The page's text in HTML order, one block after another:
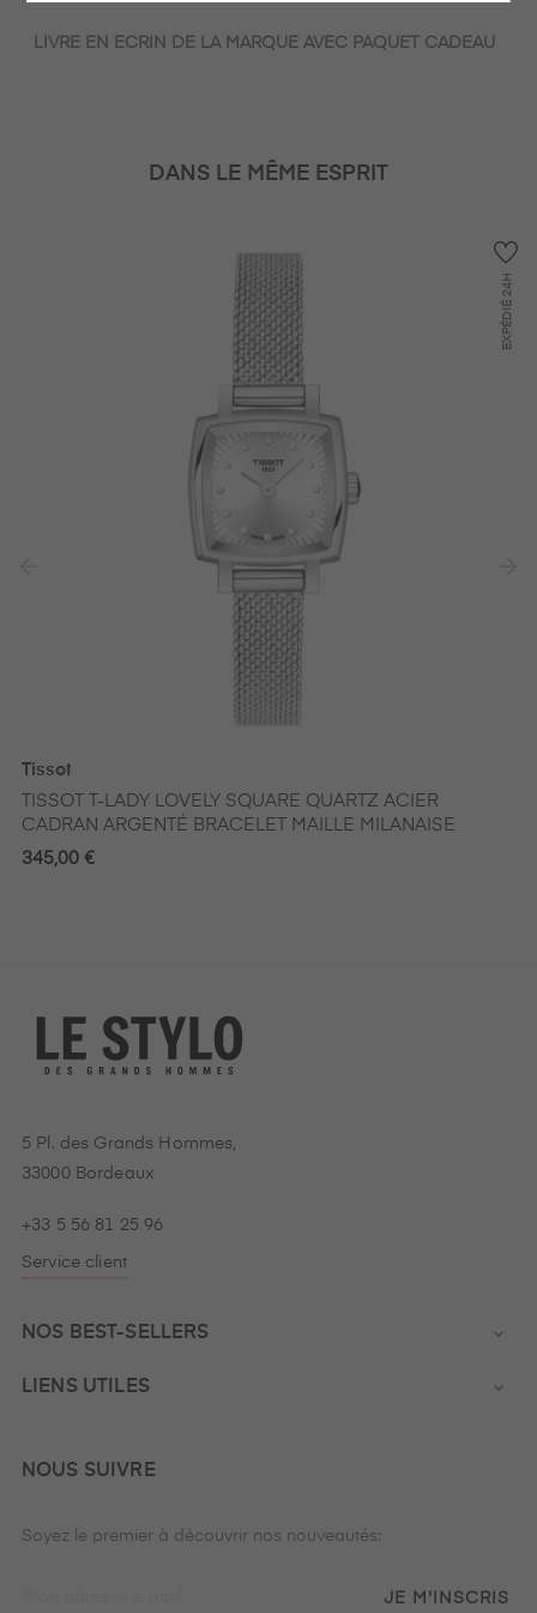
LIVRE EN ECRIN DE LA MARQUE AVEC PAQUET CADEAU
DANS LE MÊME ESPRIT
EXPÉDIÉ
24H
Tissot
TISSOT T-LADY LOVELY SQUARE QUARTZ ACIER
CADRAN ARGENTÉ BRACELET MAILLE MILANAISE
345,00 €
5 Pl. des Grands Hommes,
33000 Bordeaux
+33 5 56 81 25 96
Service client
NOS BEST-SELLERS 
LIENS UTILES 
NOUS SUIVRE
Soyez le premier à découvrir nos nouveautés:
JE M'INSCRIS